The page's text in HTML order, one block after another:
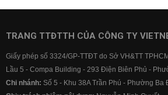
TRANG TTĐTTH CỦA CÔNG TY
Giấy phép số 3324/GP-TTĐT do Sở VH&TT
Lầu 5 - Compa Building - 293 Điện Biên Phủ -
Chi nhánh: Số 5 - Khu 38A Trần Phú - Phường Ba